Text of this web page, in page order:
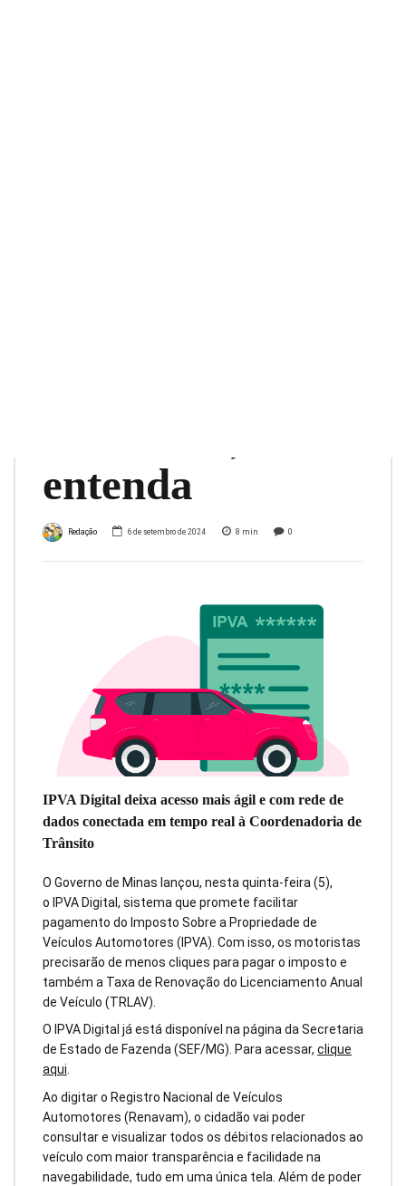
entenda
Redação 6 de setembro de 2024 8 min 0
IPVA Digital deixa acesso mais ágil e com rede de
dados conectada em tempo real à Coordenadoria de
Trânsito
O Governo de Minas lançou, nesta quinta-feira (5),
o IPVA Digital, sistema que promete facilitar
pagamento do Imposto Sobre a Propriedade de
Veículos Automotores (IPVA). Com isso, os motoristas
precisarão de menos cliques para pagar o imposto e
também a Taxa de Renovação do Licenciamento Anual
de Veículo (TRLAV).
O IPVA Digital já está disponível na página da Secretaria
de Estado de Fazenda (SEF/MG). Para acessar, clique
aqui.
Ao digitar o Registro Nacional de Veículos
Automotores (Renavam), o cidadão vai poder
consultar e visualizar todos os débitos relacionados ao
veículo com maior transparência e facilidade na
navegabilidade, tudo em uma única tela. Além de poder